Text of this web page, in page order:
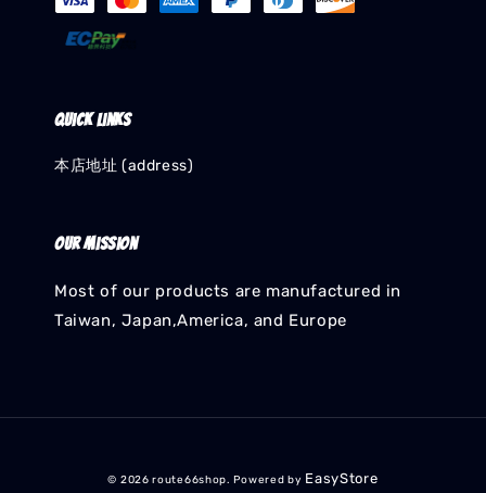
Quick links
本店地址 (address)
Our mission
Most of our products are manufactured in
Taiwan, Japan,America, and Europe
© 2026 route66shop. Powered by EasyStore